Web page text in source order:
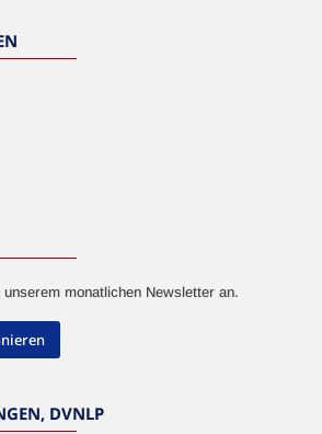
monatlichen Newsletter an.
DVNLP